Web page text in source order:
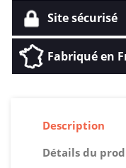
Site sécurisé
Fabriqué en
Description
Détails du